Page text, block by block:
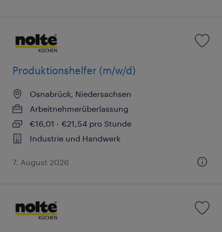
Produktionshelfer (m/w/d)
Osnabrück, Niedersachsen
Arbeitnehmerüberlassung
€16,01 - €21,54 pro Stunde
Industrie und Handwerk
7. August 2026